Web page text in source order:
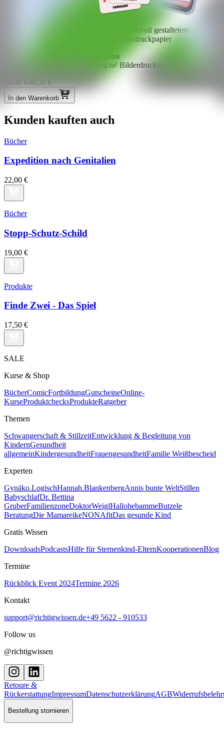
6-teiliges Kunstdruck Postkartenset in liebevoll gestaltetem
Umschlag, hochwertiges 400 g/m² Bilderdruckpapier
1x Postkarte mit Affirmationsreim
Kunstdruck, hochwertiges 400 g/m² Bilderdruckpapier
30,00 €40,30 €
In den Warenkorb
Kunden kauften auch
Bücher
Ex­pe­di­ti­on nach Ge­ni­ta­li­en
22,00 €
Bücher
Stopp-Schutz-Schild
19,00 €
Produkte
Fin­de Zwei - Das Spiel
17,50 €
SALE
Kurse & Shop
BücherComicFortbildungGutscheineOnline-
KurseProduktchecksProdukteRatgeber
Themen
Schwangerschaft & StillzeitEntwicklung & Begleitung von
KindernGesundheit
allgemeinKindergesundheitFrauengesundheitFamilie Weißbescheid
Experten
Gynäko.LogischHannah.BlankenbergAnnis bunte WeltStillen
BabyschlafDr. Bettina
GruberFamilienzoneDoktorWeiglHallohebammeButzele
BeratungDie MamareikeNONAfitDas gesunde Kind
Gratis Wissen
DownloadsPodcastsHilfe für Sternenkind-ElternKooperationenBlog
Termine
Rückblick Event 2024Termine 2026
Kontakt
support@richtigwissen.de+49 5622 - 910533
Follow us
@richtigwissen
Retoure &
RückerstattungImpressumDatenschutzerklärungAGB
Bestellung stornieren